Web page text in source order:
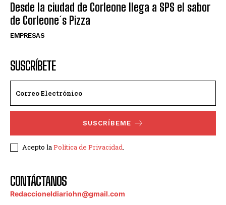
Desde la ciudad de Corleone llega a SPS el sabor
de Corleone´s Pizza
EMPRESAS
SUSCRÍBETE
SUSCRÍBEME
Acepto laPolítica de Privacidad.
CONTÁCTANOS
Redaccioneldiariohn@gmail.com